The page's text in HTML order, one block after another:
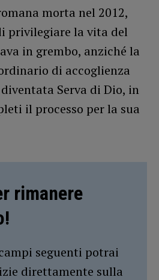
morta nel 2012,
privilegiare la vita del
in grembo, anziché la
di accoglienza
Serva di Dio, in
il processo per la sua
rimanere
seguenti potrai
direttamente sulla